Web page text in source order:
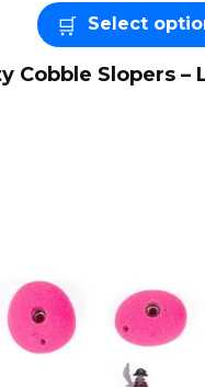
Select
Cobble Slopers –